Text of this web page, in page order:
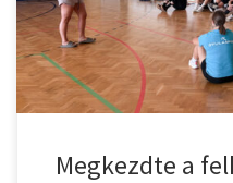
Megkezdte a